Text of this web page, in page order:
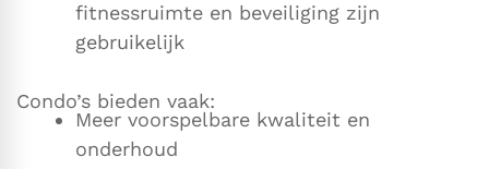
fitnessruimte en beveiliging zijn
gebruikelijk
Condo’s bieden vaak:
Meer voorspelbare kwaliteit en
onderhoud